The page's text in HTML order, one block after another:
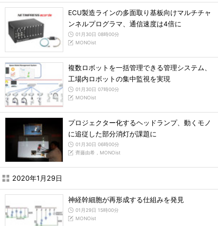
ECU製造ラインの多面取り基板向けマルチチャ
ンネルプログラマ、通信速度は4倍に
01月30日 08時00分
MONOist
複数ロボットを一括管理できる管理システム、
工場内ロボットの集中監視を実現
01月30日 07時00分
MONOist
プロジェクター化するヘッドランプ、動くモノ
に追従した部分消灯が課題に
01月30日 06時00分
齊藤由希，MONOist
2020年1月29日
神経幹細胞が再形成する仕組みを発見
01月29日 15時00分
MONOist